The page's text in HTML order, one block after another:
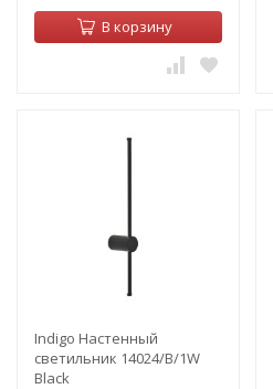
В корзину
Indigo Настенный
светильник 14024/B/1W
Black